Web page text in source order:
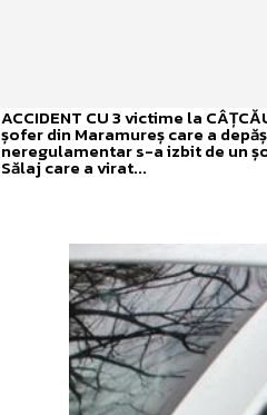
ACCIDENT CU 3 victime la
șofer din Maramureș care a
neregulamentar s-a izbit de un
Sălaj care a virat...